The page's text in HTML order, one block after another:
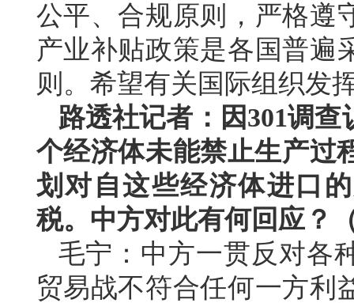
公平、合规原则，严格遵
产业补贴政策是各国普遍
则。希望有关国际组织发
路透社记者：因301调
个经济体未能禁止生产过
划对自这些经济体进口
税。中方对此有何回应？
毛宁：中方一贯反对各
贸易战不符合任何一方利